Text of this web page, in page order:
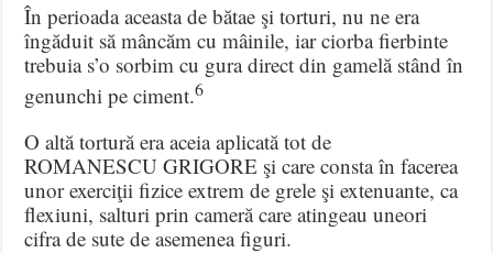
În perioada aceasta de bătae şi torturi, nu ne era
îngăduit să mâncăm cu mâinile, iar ciorba fierbinte
trebuia s’o sorbim cu gura direct din gamelă stând în
genunchi pe ciment.6
O altă tortură era aceia aplicată tot de
ROMANESCU GRIGORE şi care consta în facerea
unor exerciţii fizice extrem de grele şi extenuante, ca
flexiuni, salturi prin cameră care atingeau uneori
cifra de sute de asemenea figuri.